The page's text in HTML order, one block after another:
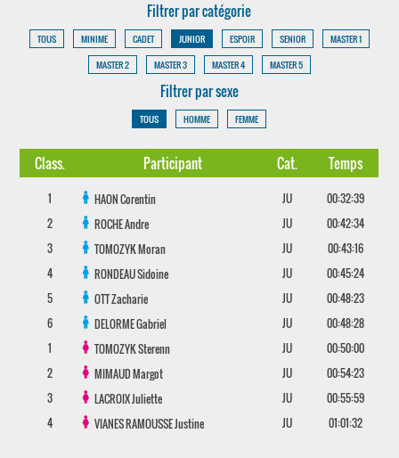
Filtrer par catégorie
TOUS MINIME CADET JUNIOR ESPOIR SENIOR
MASTER 1
MASTER 2
MASTER 3 MASTER 4 MASTER 5
Filtrer par sexe
TOUS HOMME FEMME
Class. Participant Cat. Temps
1 HAONCorentin JU
00:32:39
2
ROCHEAndre JU
00:42:34
3
TOMOZYKMoran JU
00:43:16
4
RONDEAUSidoine JU
00:45:24
5
OTTZacharie JU
00:48:23
6
DELORMEGabriel JU
00:48:28
1
TOMOZYKSterenn JU
00:50:00
2
MIMAUDMargot JU
00:54:23
3
LACROIXJuliette JU
00:55:59
4
VIANES RAMOUSSEJustine JU 01:01:32